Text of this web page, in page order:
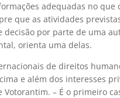
adequadas no
que as atividades
decisão por parte de uma
orienta uma delas.
de direitos
e além dos interesses
Votorantim. – É o primeiro